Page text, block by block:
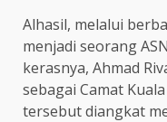
Alhasil, melalui
menjadi seorang
kerasnya, Ahmad
sebagai Camat
tersebut diangkat